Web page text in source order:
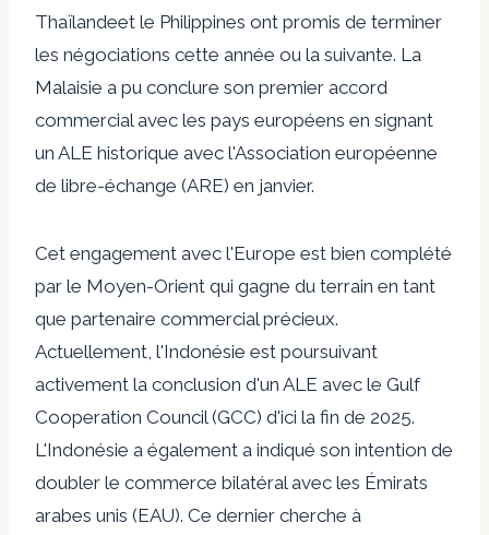
Thaïlandeet le Philippines ont promis de terminer
les négociations cette année ou la suivante. La
Malaisie a pu conclure son premier accord
commercial avec les pays européens en signant
un ALE historique avec l'Association européenne
de libre-échange (ARE) en janvier.
Cet engagement avec l'Europe est bien complété
par le Moyen-Orient qui gagne du terrain en tant
que partenaire commercial précieux.
Actuellement, l'Indonésie est poursuivant
activement la conclusion d'un ALE avec le Gulf
Cooperation Council (GCC) d'ici la fin de 2025.
L'Indonésie a également a indiqué son intention de
doubler le commerce bilatéral avec les Émirats
arabes unis (EAU). Ce dernier cherche à